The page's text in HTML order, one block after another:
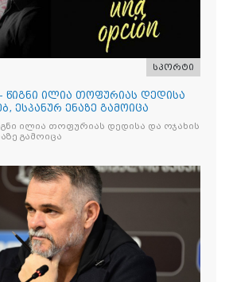
სპორტი
წიგნი ილია თოფურიას დედისა
ესპანურ ენაზე გამოიცა
ილია თოფურიას დედისა და ოჯახის
გამოიცა